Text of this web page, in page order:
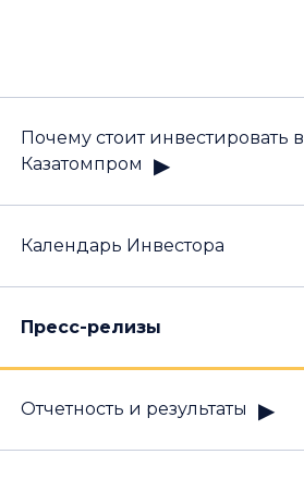
Почему стоит инвестировать в
Казатомпром
Календарь Инвестора
Пресс-релизы
Отчетность и результаты